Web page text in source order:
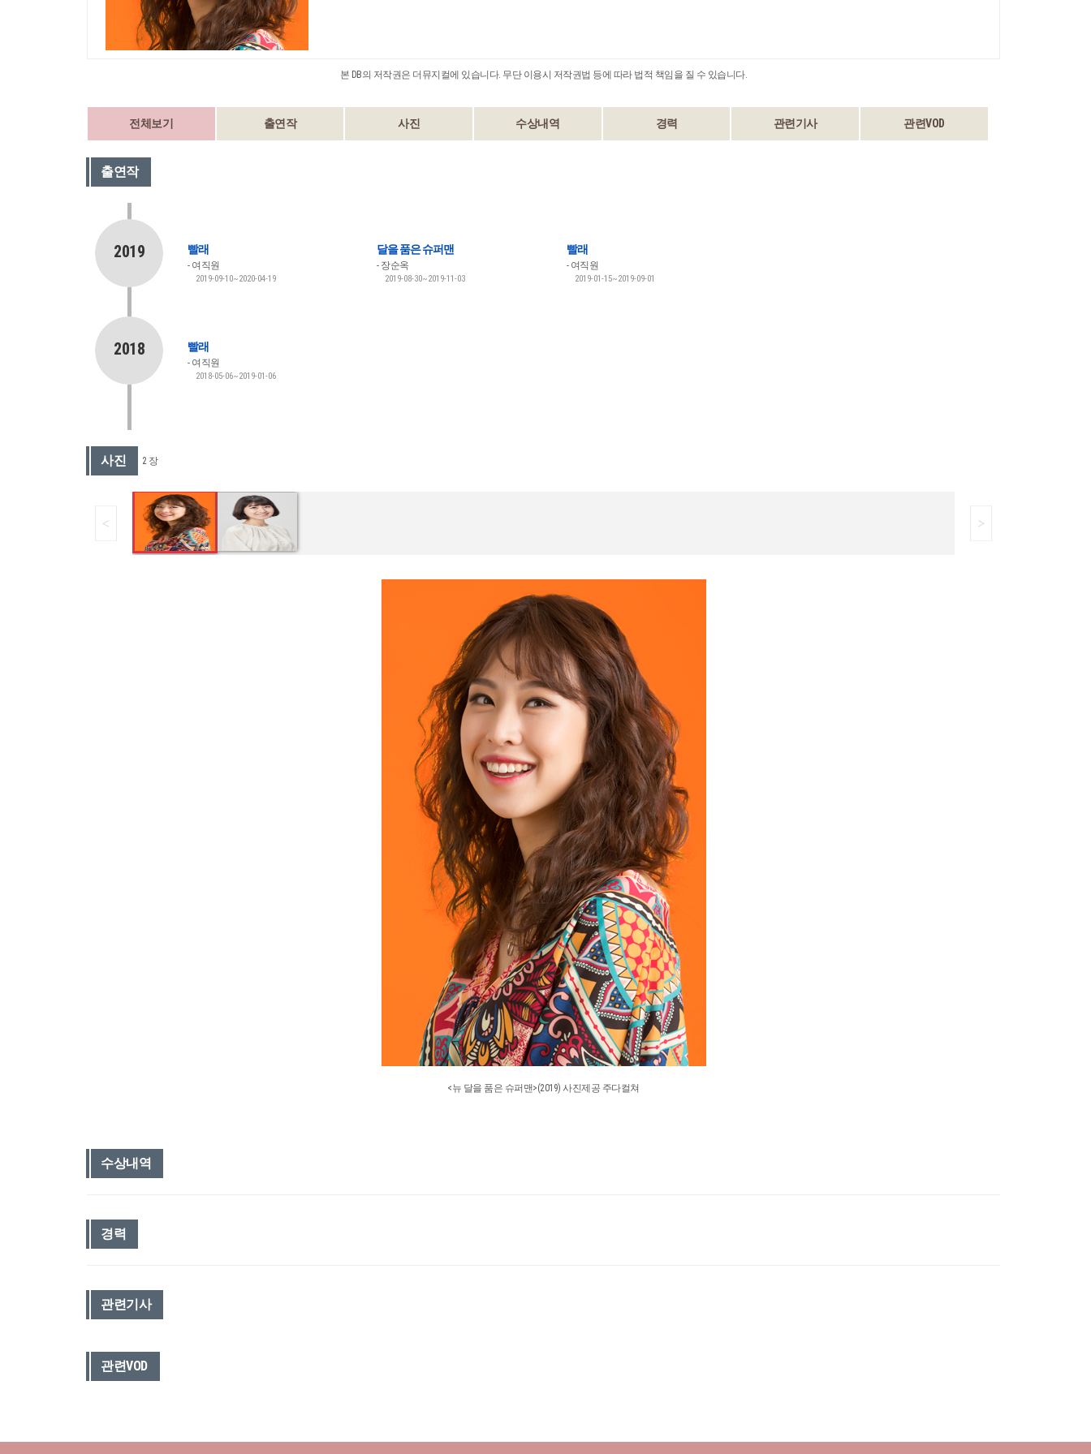
본 DB의 저작권은 더뮤지컬에 있습니다. 무단 이용시 저작권법 등에 따라 법적 책임을 질 수 있습니다.
전체보기 출연작 사진 수상내역 경력 관련기사 관련VOD
출연작
2019 빨래
여직원
2019-09-10~2020-04-19
달을 품은 슈퍼맨
장순옥
2019-08-30~2019-11-03
빨래
여직원
2019-01-15~2019-09-01
2018 빨래
여직원
2018-05-06~2019-01-06
사진 2 장
<뉴 달을 품은 슈퍼맨>(2019) 사진제공 주다컬쳐
수상내역
경력
관련기사
관련VOD